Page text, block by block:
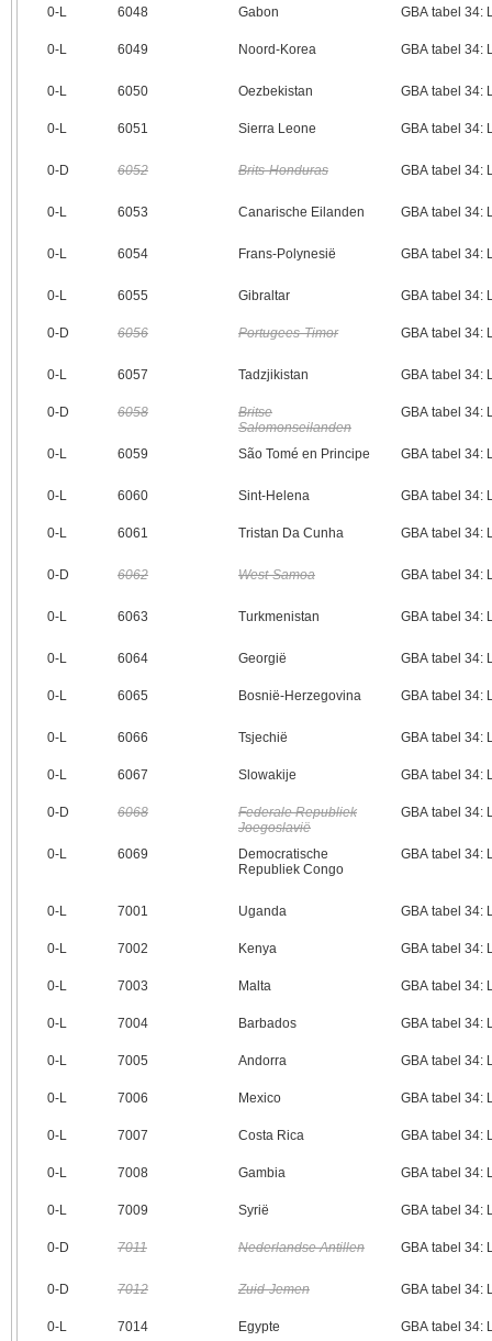
0‑L 6048 Gabon GBA tabel 34:
0‑L 6049 Noord-Korea GBA tabel 34:
0‑L 6050 Oezbekistan GBA tabel 34:
0‑L 6051 Sierra Leone GBA tabel 34:
0‑D 6052 Brits-Honduras GBA tabel 34:
0‑L 6053 Canarische Eilanden GBA tabel 34:
0‑L 6054 Frans-Polynesië GBA tabel 34:
0‑L 6055 Gibraltar GBA tabel 34:
0‑D 6056 Portugees-Timor GBA tabel 34:
0‑L 6057 Tadzjikistan GBA tabel 34:
0‑D 6058
Britse
Salomonseilanden
GBA tabel 34:
0‑L 6059 São Tomé en Principe GBA tabel 34:
0‑L 6060 Sint-Helena GBA tabel 34:
0‑L 6061 Tristan Da Cunha GBA tabel 34:
0‑D 6062 West-Samoa GBA tabel 34:
0‑L 6063 Turkmenistan GBA tabel 34:
0‑L 6064 Georgië GBA tabel 34:
0‑L 6065 Bosnië-Herzegovina GBA tabel 34:
0‑L 6066 Tsjechië GBA tabel 34:
0‑L 6067 Slowakije GBA tabel 34:
0‑D 6068
Federale Republiek
Joegoslavië
GBA tabel 34:
0‑L 6069
Democratische
Republiek Congo
GBA tabel 34:
0‑L 7001 Uganda GBA tabel 34:
0‑L 7002 Kenya GBA tabel 34:
0‑L 7003 Malta GBA tabel 34:
0‑L 7004 Barbados GBA tabel 34:
0‑L 7005 Andorra GBA tabel 34:
0‑L 7006 Mexico GBA tabel 34:
0‑L 7007 Costa Rica GBA tabel 34:
0‑L 7008 Gambia GBA tabel 34:
0‑L 7009 Syrië GBA tabel 34:
0‑D 7011 Nederlandse Antillen GBA tabel 34:
0‑D 7012 Zuid-Jemen GBA tabel 34:
0‑L 7014 Egypte GBA tabel 34: